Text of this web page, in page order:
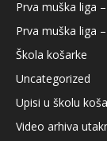
Prva muška liga
Prva muška liga
Škola košarke
Uncategorized
Upisi u školu
Video arhiva